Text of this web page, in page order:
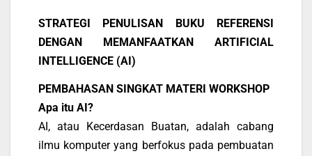
STRATEGI PENULISAN BUKU REFERENSI
DENGAN MEMANFAATKAN ARTIFICIAL
INTELLIGENCE (AI)
PEMBAHASAN SINGKAT MATERI WORKSHOP
Apa itu AI?
AI, atau Kecerdasan Buatan, adalah cabang
ilmu komputer yang berfokus pada pembuatan